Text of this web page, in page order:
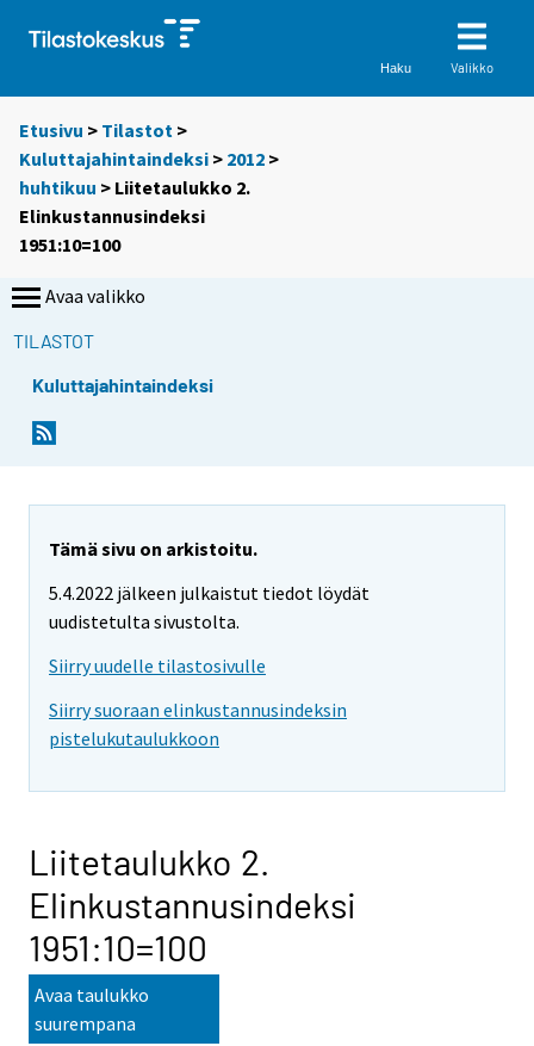
Haku Valikko
Etusivu > Tilastot >
Kuluttajahintaindeksi > 2012 >
huhtikuu > Liitetaulukko 2.
Elinkustannusindeksi
1951:10=100
Avaa valikko
TILASTOT
Kuluttajahintaindeksi
Tämä sivu on arkistoitu.
5.4.2022 jälkeen julkaistut tiedot löydät
uudistetulta sivustolta.
Siirry uudelle tilastosivulle
Siirry suoraan elinkustannusindeksin
pistelukutaulukkoon
Liitetaulukko 2.
Elinkustannusindeksi
1951:10=100
Avaa taulukko
suurempana